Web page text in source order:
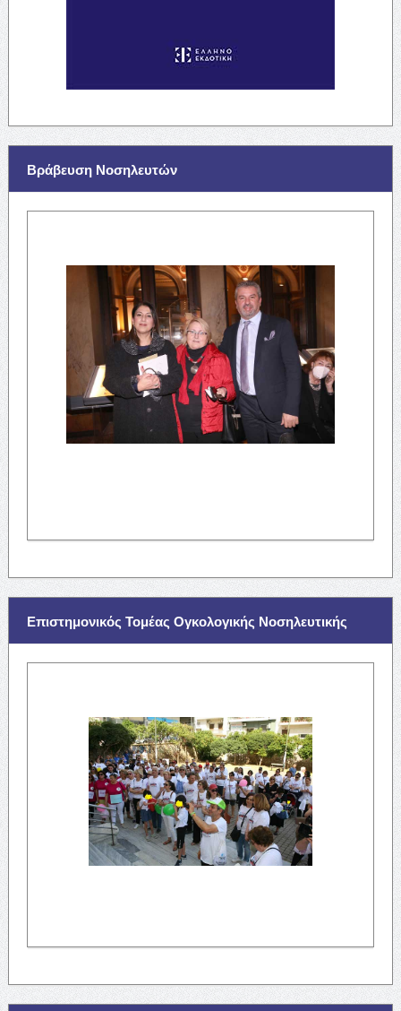
Βράβευση Νοσηλευτών
Επιστημονικός Τομέας Ογκολογικής Νοσηλευτικής